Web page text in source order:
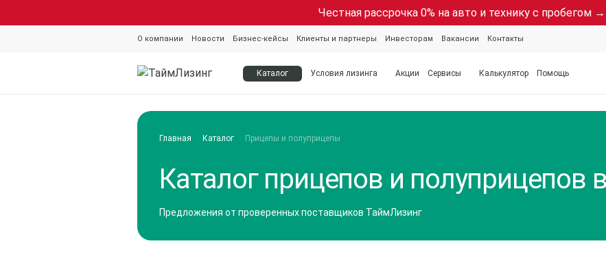
Честная рассрочка 0% на авто и технику с пробегом →
О компании Новости Бизнес-кейсы Клиенты и партнеры Инвесторам Вакансии Контакты
Каталог Условия лизинга Акции Сервисы Калькулятор Помощь
Главная Каталог Прицепы и полуприцепы
Каталог прицепов и полуприцепов
Предложения от проверенных поставщиков ТаймЛизинг